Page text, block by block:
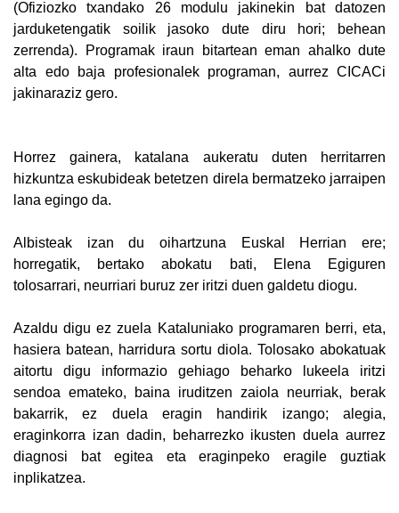
(Ofiziozko txandako 26 modulu jakinekin bat datozen
jarduketengatik soilik jasoko dute diru hori; behean
zerrenda). Programak iraun bitartean eman ahalko dute
alta edo baja profesionalek programan, aurrez CICACi
jakinaraziz gero.
Horrez gainera, katalana aukeratu duten herritarren
hizkuntza eskubideak betetzen direla bermatzeko jarraipen
lana egingo da.
Albisteak izan du oihartzuna Euskal Herrian ere;
horregatik, bertako abokatu bati, Elena Egiguren
tolosarrari, neurriari buruz zer iritzi duen galdetu diogu.
Azaldu digu ez zuela Kataluniako programaren berri, eta,
hasiera batean, harridura sortu diola. Tolosako abokatuak
aitortu digu informazio gehiago beharko lukeela iritzi
sendoa emateko, baina iruditzen zaiola neurriak, berak
bakarrik, ez duela eragin handirik izango; alegia,
eraginkorra izan dadin, beharrezko ikusten duela aurrez
diagnosi bat egitea eta eraginpeko eragile guztiak
inplikatzea.